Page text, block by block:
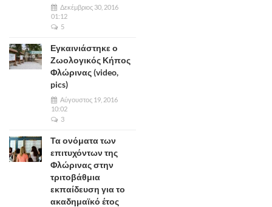
Δεκέμβριος 30, 2016
01:12
5
Εγκαινιάστηκε ο
Ζωολογικός Κήπος
Φλώρινας (video,
pics)
Αύγουστος 19, 2016
10:02
3
Τα ονόματα των
επιτυχόντων της
Φλώρινας στην
τριτοβάθμια
εκπαίδευση για το
ακαδημαϊκό έτος